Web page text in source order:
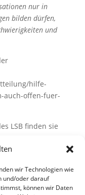
wir Technologien wie
und/oder darauf
können wir Daten
nur in
bilden dürfen,
und
hilfe-
auch-offen-fuer-
LSB finden sie
antragstellung-